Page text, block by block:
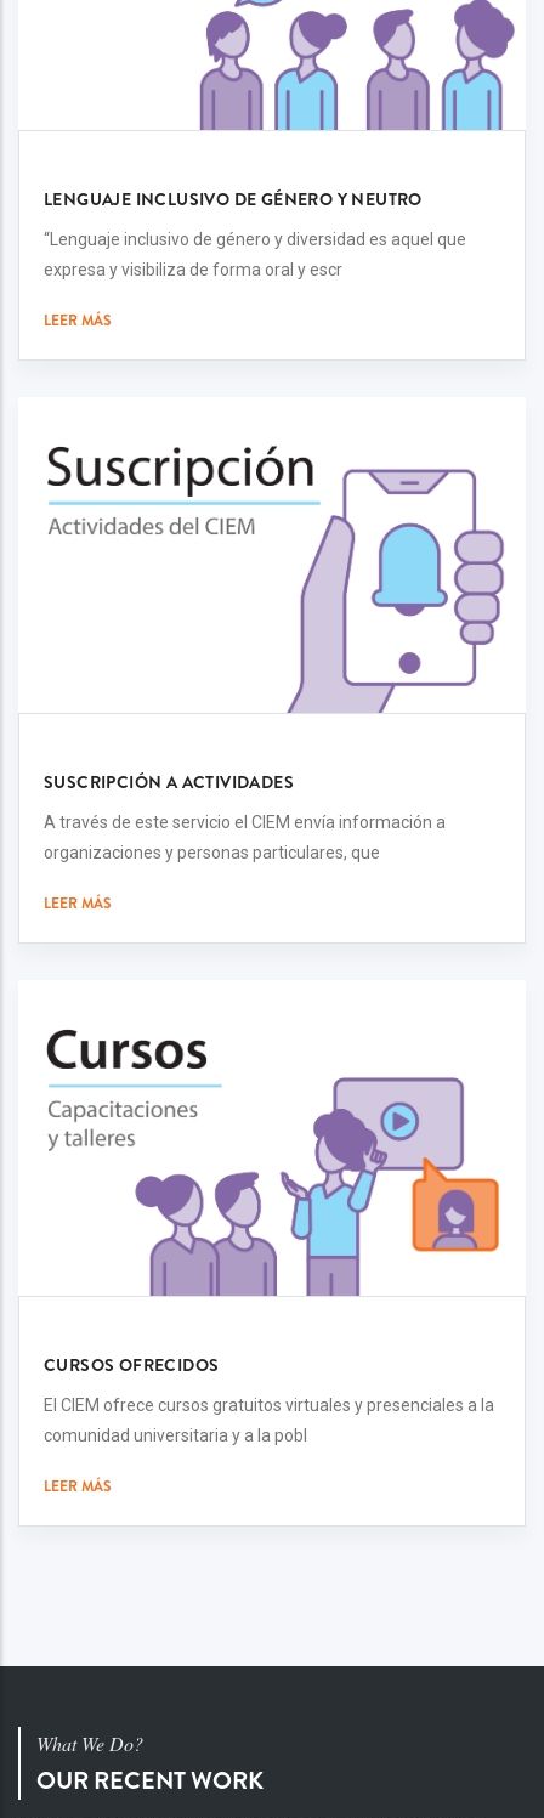
LENGUAJE INCLUSIVO DE GÉNERO Y NEUTRO
“Lenguaje inclusivo de género y diversidad es aquel que
expresa y visibiliza de forma oral y escr
LEER MÁS
SUSCRIPCIÓN A ACTIVIDADES
A través de este servicio el CIEM envía información a
organizaciones y personas particulares, que
LEER MÁS
CURSOS OFRECIDOS
El CIEM ofrece cursos gratuitos virtuales y presenciales a la
comunidad universitaria y a la pobl
LEER MÁS
What We Do?
OUR RECENT WORK